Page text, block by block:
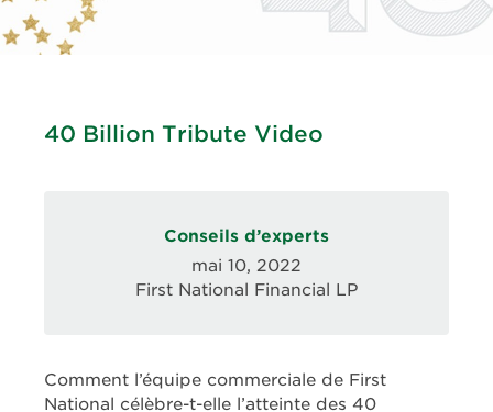
40 Billion Tribute Video
Conseils d’experts
mai 10, 2022
First National Financial LP
Comment l’équipe commerciale de First
National célèbre-t-elle l’atteinte des 40